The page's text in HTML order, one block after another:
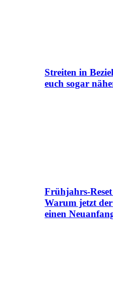
Streiten in
euch sogar
Frühjahrs-
Warum jetzt
einen